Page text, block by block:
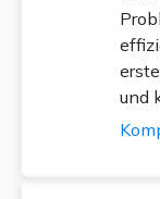
und